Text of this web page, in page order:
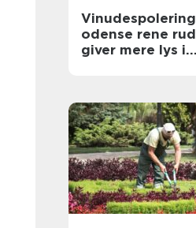
Vinudespolering
odense rene ruder
giver mere lys i